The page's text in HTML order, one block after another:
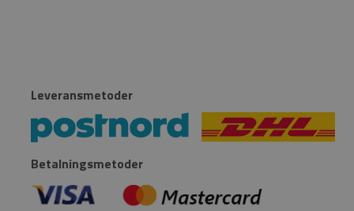
Leveransmetoder
Betalningsmetoder